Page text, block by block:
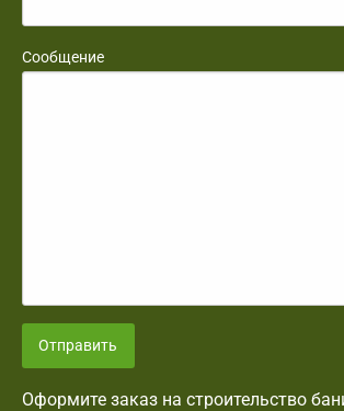
Сообщение
Отправить
Оформите заказ на строительство